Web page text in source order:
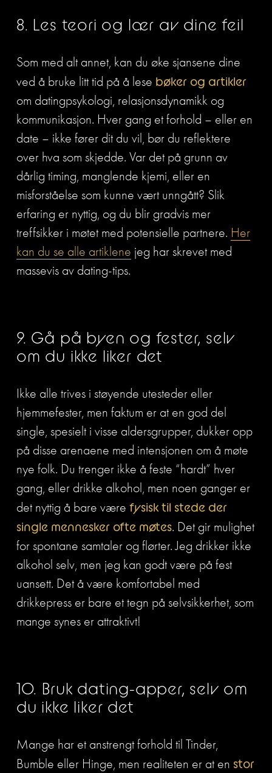
8. Les teori og lær av dine feil
Som med alt annet, kan du øke sjansene dine
ved å bruke litt tid på å lese bøker og artikler
om datingpsykologi, relasjonsdynamikk og
kommunikasjon. Hver gang et forhold – eller en
date – ikke fører dit du vil, bør du reflektere
over hva som skjedde. Var det på grunn av
dårlig timing, manglende kjemi, eller en
misforståelse som kunne vært unngått? Slik
erfaring er nyttig, og du blir gradvis mer
treffsikker i møtet med potensielle partnere. Her
kan du se alle artiklene jeg har skrevet med
massevis av dating-tips.
9. Gå på byen og fester, selv
om du ikke liker det
Ikke alle trives i støyende utesteder eller
hjemmefester, men faktum er at en god del
single, spesielt i visse aldersgrupper, dukker opp
på disse arenaene med intensjonen om å møte
nye folk. Du trenger ikke å feste “hardt” hver
gang, eller drikke alkohol, men noen ganger er
det nyttig å bare være fysisk til stede der
single mennesker ofte møtes. Det gir mulighet
for spontane samtaler og flørter. Jeg drikker ikke
alkohol selv, men jeg kan godt være på fest
uansett. Det å være komfortabel med
drikkepress er bare et tegn på selvsikkerhet, som
mange synes er attraktivt!
10. Bruk dating-apper, selv om
du ikke liker det
Mange har et anstrengt forhold til Tinder,
Bumble eller Hinge, men realiteten er at en stor